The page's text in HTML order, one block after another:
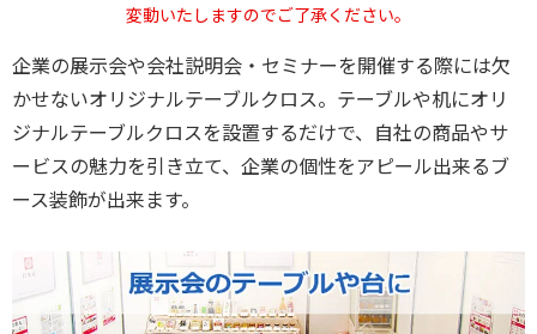
変動いたしますのでご了承ください。
企業の展示会や会社説明会・セミナーを開催する際には欠
かせないオリジナルテーブルクロス。テーブルや机にオリ
ジナルテーブルクロスを設置するだけで、自社の商品やサ
ービスの魅力を引き立て、企業の個性をアピール出来るブ
ース装飾が出来ます。